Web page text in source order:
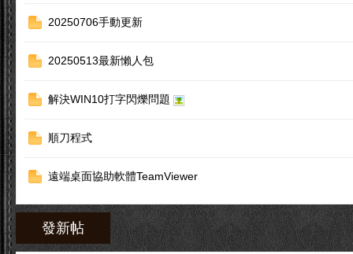
20250706手動更新
20250513最新懶人包
解決WIN10打字閃爍問題
順刀程式
遠端桌面協助軟體TeamViewer
發新帖